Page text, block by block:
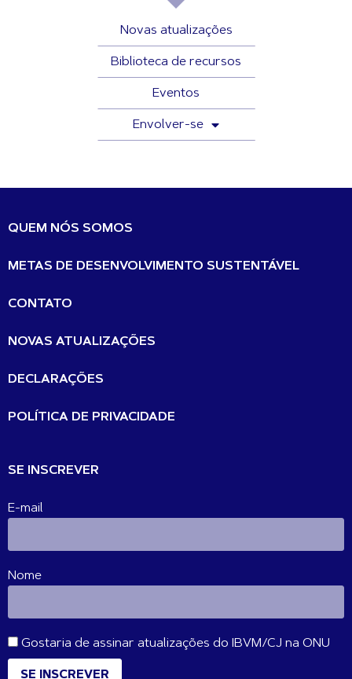
Novas atualizações
Biblioteca de recursos
Eventos
Envolver-se
QUEM NÓS SOMOS
METAS DE DESENVOLVIMENTO SUSTENTÁVEL
CONTATO
NOVAS ATUALIZAÇÕES
DECLARAÇÕES
POLÍTICA DE PRIVACIDADE
SE INSCREVER
E-mail
Nome
Gostaria de assinar atualizações do IBVM/CJ na ONU
SE INSCREVER